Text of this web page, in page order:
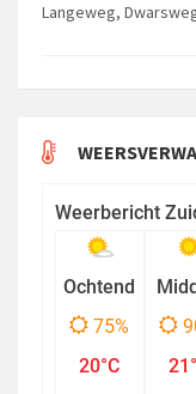
Langeweg,